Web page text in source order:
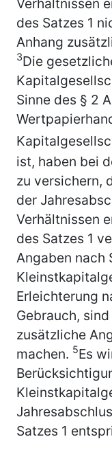
des Satzes 1
Anhang
3Die
Sinne des § 2
ist, haben bei
zu versichern,
der
Verhältnissen
des Satzes 1
Angaben nach
Erleichterung
Gebrauch,
zusätzliche
machen. 5Es
Satzes 1